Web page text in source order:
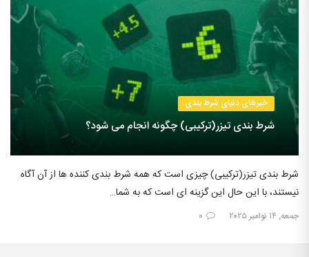
خبرهای دنیای شرط بندی
شرط بندی تیزر(ترکیبی) چگونه انجام می شود؟
شرط بندی تیزر(ترکیبی) چیزی است که همه شرط بندی کننده ها از آن آگاه
نیستند، با این حال این گزینه ای است که به شما…
جمعه, ۱۴ نوامبر ۲۰۲۵ ۰